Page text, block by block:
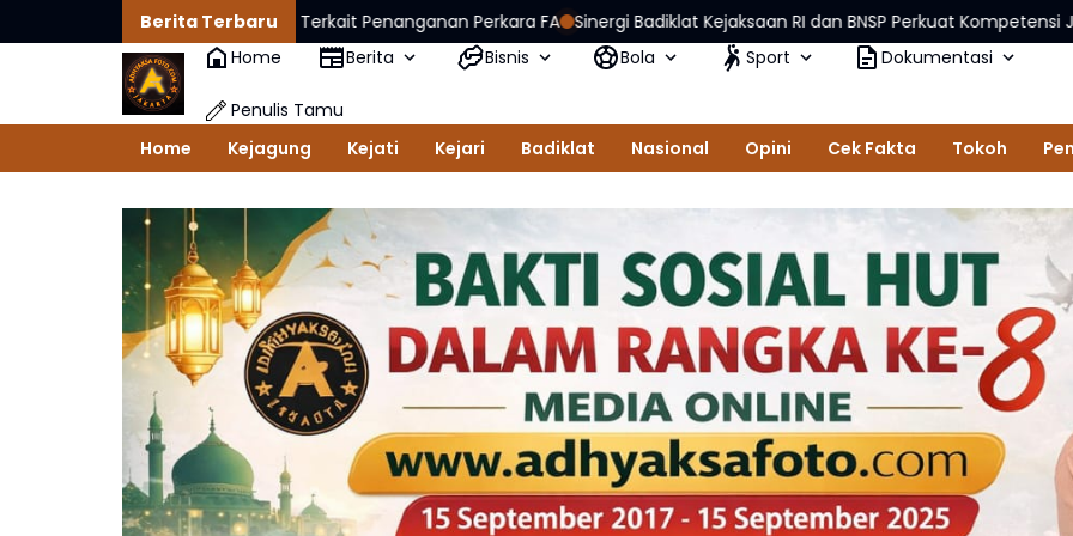
Berita Terbaru
Tersangka NH Terkait Penanganan Perkara FA Sinergi Badiklat Kejaksaan RI dan BNSP Perkuat Kompetensi Jaksa Melalui
Home
Berita Bisnis Bola Sport Dokumentasi
Penulis Tamu
Home
Kejagung Kejati Kejari Badiklat Nasional Opini Cek Fakta Tokoh